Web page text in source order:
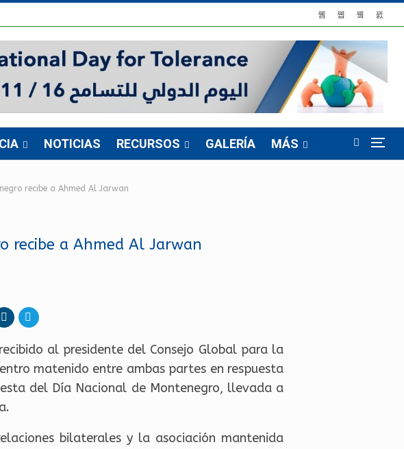
NOTICIAS RECURSOS GALERÍA MÁS
recibe a Ahmed Al Jarwan
recibe a Ahmed Al Jarwan
al presidente del Consejo Global para la
matenido entre ambas partes en respuesta
del Día Nacional de Montenegro, llevada a
bilaterales y la asociación mantenida